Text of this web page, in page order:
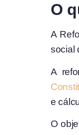
O
A
social
A
e
O